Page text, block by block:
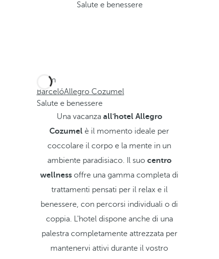
Salute e benessere
Sei in
BarcelóAllegro Cozumel
Salute e benessere
Una vacanza all'hotel Allegro
Cozumel è il momento ideale per
coccolare il corpo e la mente in un
ambiente paradisiaco. Il suo centro
wellnessoffre una gamma completa di
trattamenti pensati per il relax e il
benessere, con percorsi individuali o di
coppia. L'hotel dispone anche di una
palestra completamente attrezzata per
mantenervi attivi durante il vostro